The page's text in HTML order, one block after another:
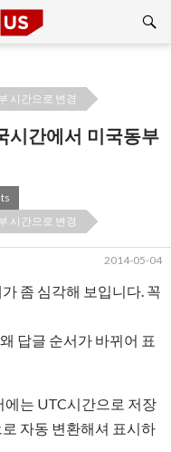
시간으로 변경
시간에서 미국동부
시간으로 변경
2014-05-04
좀 심각해 보입니다. 꼭
답글 순서가 바뀌어 표
에는 UTC시간으로 저장
자동 변환해셔 표시하